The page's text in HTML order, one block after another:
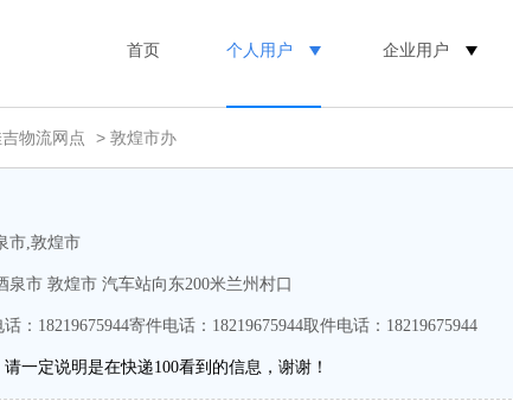
首页 个人用户 企业用户
物流网点 > 敦煌市办
市,敦煌市
泉市 敦煌市 汽车站向东200米兰州村口
：18219675944寄件电话：18219675944取件电话：18219675944
一定说明是在快递100看到的信息，谢谢！